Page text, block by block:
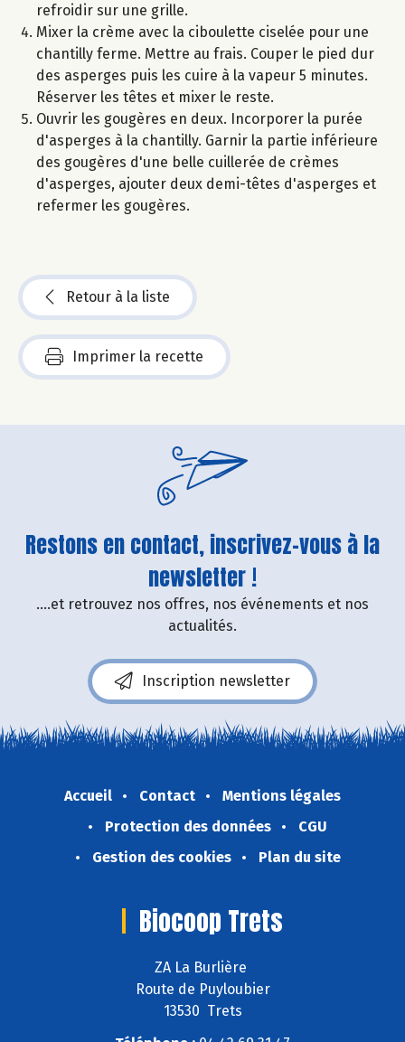
refroidir sur une grille.
Mixer la crème avec la ciboulette ciselée pour une
chantilly ferme. Mettre au frais. Couper le pied dur
des asperges puis les cuire à la vapeur 5 minutes.
Réserver les têtes et mixer le reste.
Ouvrir les gougères en deux. Incorporer la purée
d'asperges à la chantilly. Garnir la partie inférieure
des gougères d'une belle cuillerée de crèmes
d'asperges, ajouter deux demi-têtes d'asperges et
refermer les gougères.
Retour à la liste
Imprimer la recette
Restons en contact, inscrivez-vous à la
newsletter !
....et retrouvez nos offres, nos événements et nos
actualités.
Inscription newsletter
Accueil Contact
Mentions légales
Protection des données
CGU
Gestion des cookies
Plan du site
Biocoop Trets
ZA La Burlière
Route de Puyloubier
13530 Trets